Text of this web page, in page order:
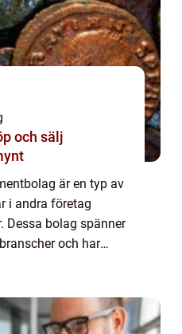
och sälj
är en typ av
i andra företag
Dessa bolag spänner
och har